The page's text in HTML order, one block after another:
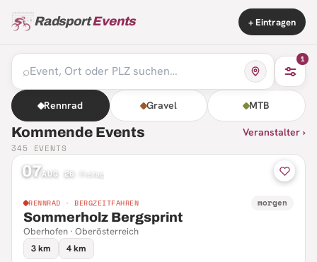
RadsportEvents + Eintragen
⌕
1
Rennrad Gravel MTB
Kommende Events Veranstalter ›
345 EVENTS
07AUG 26 Freitag
RENNRAD · BERGZEITFAHREN morgen
Sommerholz Bergsprint
Oberhofen · Oberösterreich
3 km
4 km